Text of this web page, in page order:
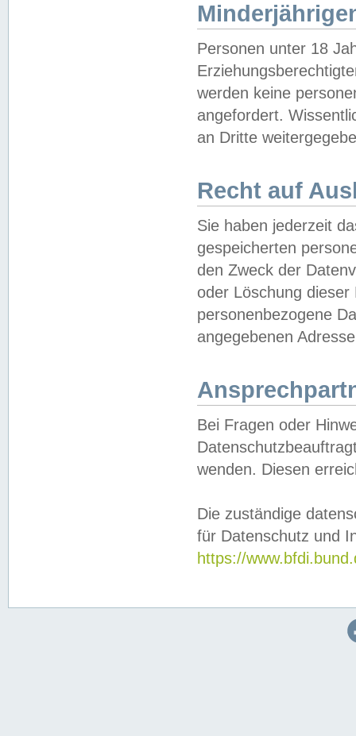
Personen unter 18
werden keine
angefordert.
an Dritte
Recht auf
Sie haben jederzeit
gespeicherten
den Zweck der
oder Löschung
personenbezogene
angegebenen
Bei Fragen oder
wenden. Diesen
Die zuständige
für Datenschutz und
https://